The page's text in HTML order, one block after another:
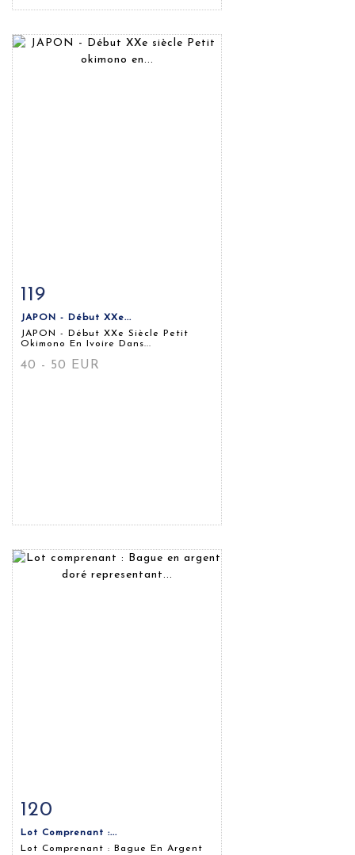
Fiche détaillée
119
JAPON - Début XXe...
JAPON - Début XXe Siècle Petit
Okimono En Ivoire Dans...
40 - 50 EUR
Fiche détaillée
120
Lot Comprenant :...
Lot Comprenant : Bague En Argent